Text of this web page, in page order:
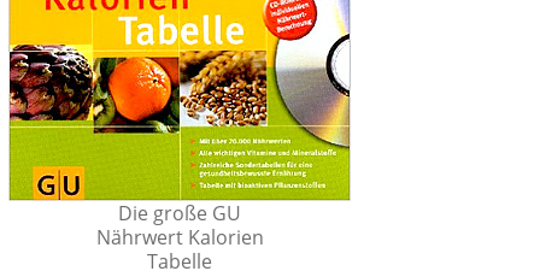
Die große GU
Nährwert Kalorien
Tabelle